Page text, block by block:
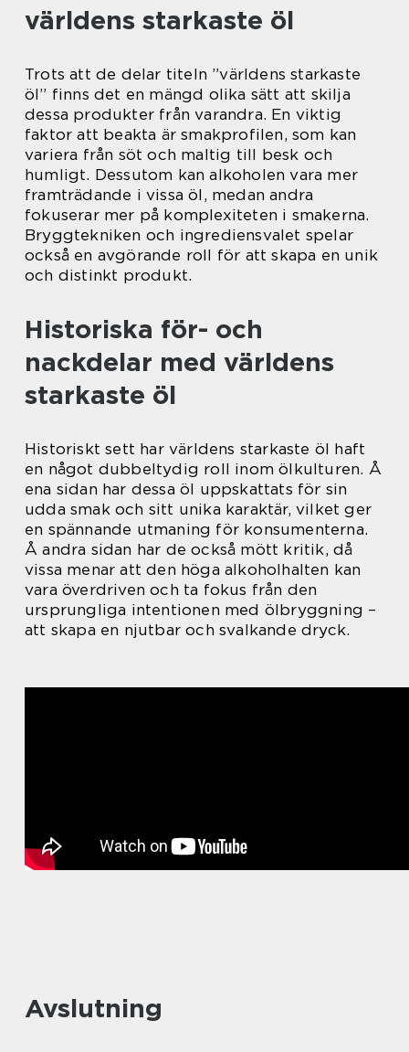
världens starkaste öl
Trots att de delar titeln ”världens starkaste
öl” finns det en mängd olika sätt att skilja
dessa produkter från varandra. En viktig
faktor att beakta är smakprofilen, som kan
variera från söt och maltig till besk och
humligt. Dessutom kan alkoholen vara mer
framträdande i vissa öl, medan andra
fokuserar mer på komplexiteten i smakerna.
Bryggtekniken och ingrediensvalet spelar
också en avgörande roll för att skapa en unik
och distinkt produkt.
Historiska för- och
nackdelar med världens
starkaste öl
Historiskt sett har världens starkaste öl haft
en något dubbeltydig roll inom ölkulturen. Å
ena sidan har dessa öl uppskattats för sin
udda smak och sitt unika karaktär, vilket ger
en spännande utmaning för konsumenterna.
Å andra sidan har de också mött kritik, då
vissa menar att den höga alkoholhalten kan
vara överdriven och ta fokus från den
ursprungliga intentionen med ölbryggning –
att skapa en njutbar och svalkande dryck.
Avslutning